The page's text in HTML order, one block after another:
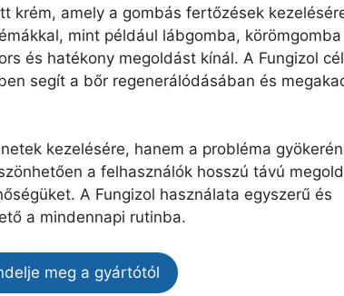
krém, amely a gombás fertőzések
mint például lábgomba,
és hatékony megoldást kínál. A Fungizol
segít a bőr regenerálódásában és
kezelésére, hanem a probléma
a felhasználók hosszú távú
A Fungizol használata egyszerű és
a mindennapi rutinba.
meg a gyártótól